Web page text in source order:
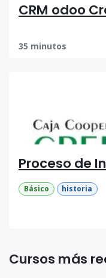
CRM odoo
35 minutos
Proceso de
Básico historia
Cursos más